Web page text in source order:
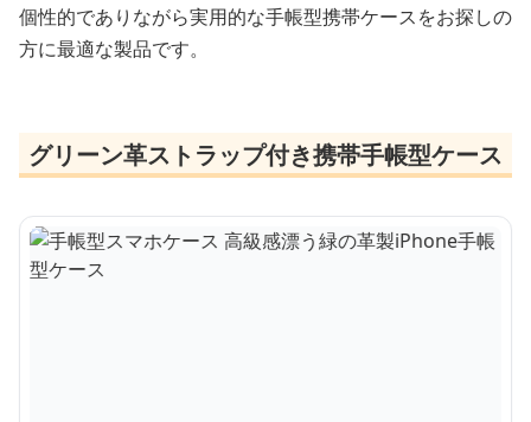
個性的でありながら実用的な手帳型携帯ケースをお探しの
方に最適な製品です。
グリーン革ストラップ付き携帯手帳型ケース